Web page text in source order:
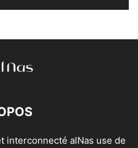
interconnecté alNas use de